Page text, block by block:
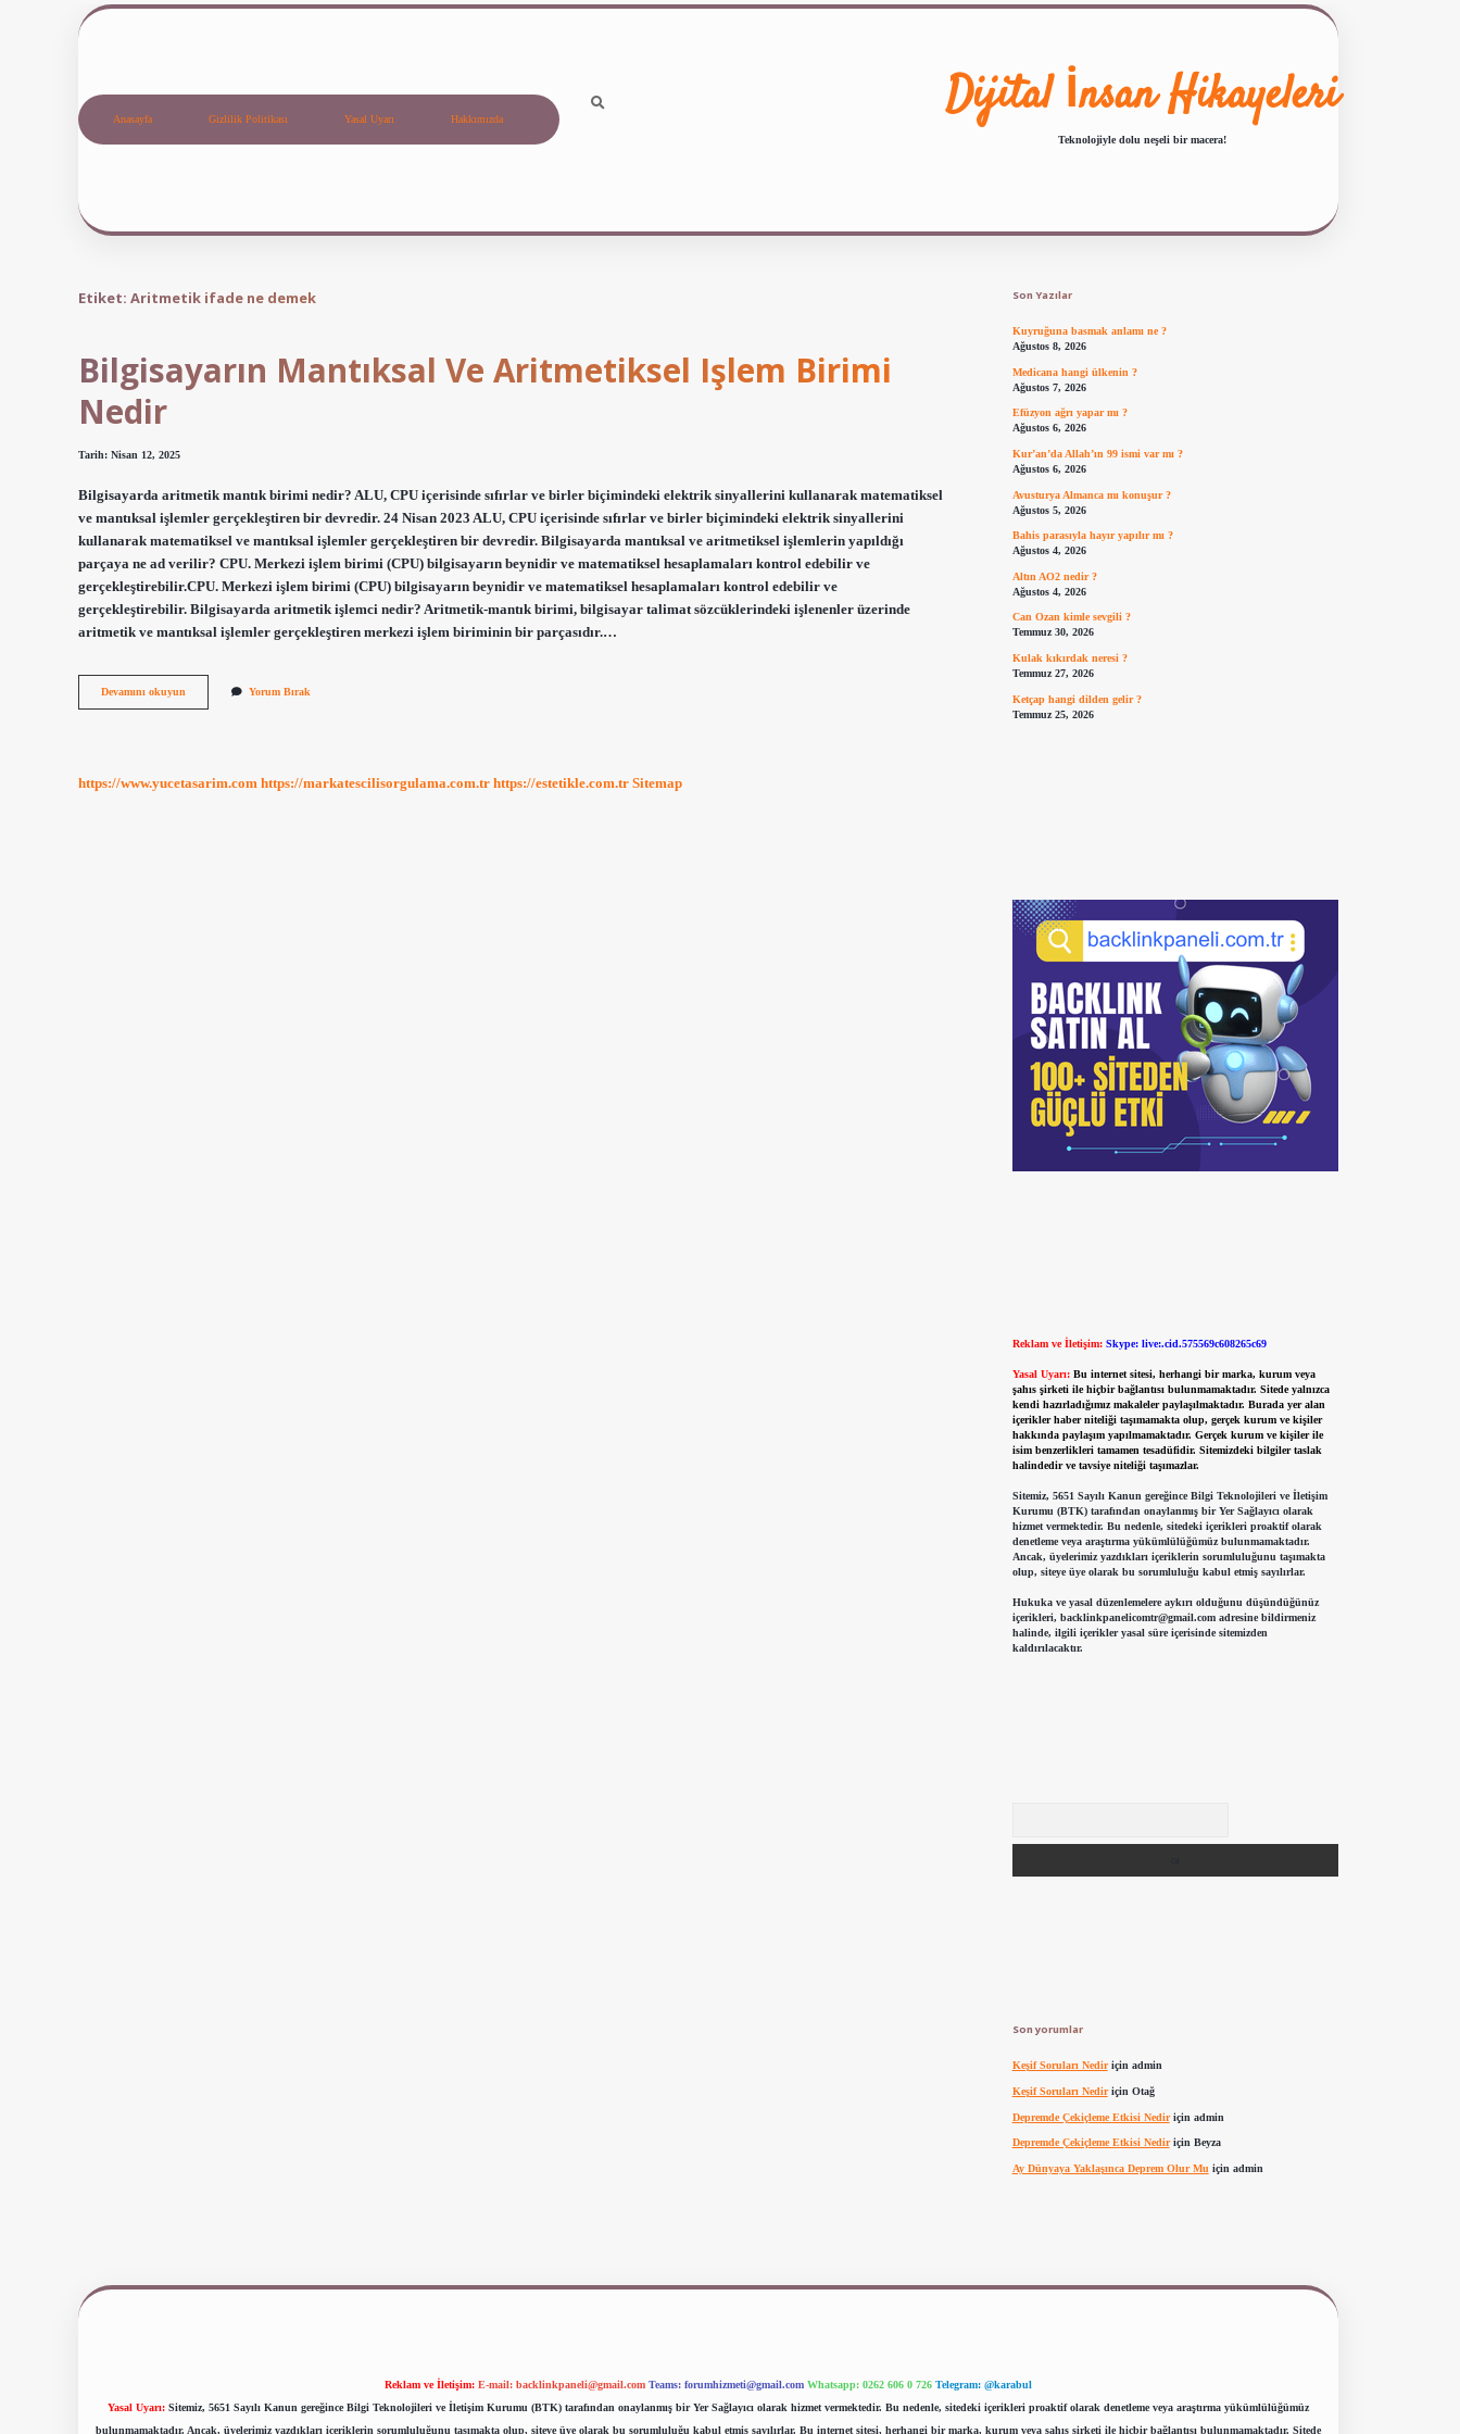
Anasayfa Gizlilik Politikası Yasal Uyarı Hakkımızda Dijital İnsan Hikayeleri
Teknolojiyle dolu neşeli bir macera!
Etiket: Aritmetik ifade ne demek
Bilgisayarın Mantıksal Ve Aritmetiksel Işlem Birimi
Nedir
Tarih: Nisan 12, 2025
Bilgisayarda aritmetik mantık birimi nedir? ALU, CPU içerisinde sıfırlar ve birler biçimindeki elektrik sinyallerini kullanarak matematiksel
ve mantıksal işlemler gerçekleştiren bir devredir. 24 Nisan 2023 ALU, CPU içerisinde sıfırlar ve birler biçimindeki elektrik sinyallerini
kullanarak matematiksel ve mantıksal işlemler gerçekleştiren bir devredir. Bilgisayarda mantıksal ve aritmetiksel işlemlerin yapıldığı
parçaya ne ad verilir? CPU. Merkezi işlem birimi (CPU) bilgisayarın beynidir ve matematiksel hesaplamaları kontrol edebilir ve
gerçekleştirebilir.CPU. Merkezi işlem birimi (CPU) bilgisayarın beynidir ve matematiksel hesaplamaları kontrol edebilir ve
gerçekleştirebilir. Bilgisayarda aritmetik işlemci nedir? Aritmetik-mantık birimi, bilgisayar talimat sözcüklerindeki işlenenler üzerinde
aritmetik ve mantıksal işlemler gerçekleştiren merkezi işlem biriminin bir parçasıdır.…
Devamını okuyun Bilgisayarın
Mantıksal
Nedir
Yorum Bırak
https://www.yucetasarim.com https://markatescilisorgulama.com.tr https://estetikle.com.tr Sitemap
Son Yazılar
Kuyruğuna basmak anlamı ne ?
Ağustos 8, 2026
Medicana hangi ülkenin ?
Ağustos 7, 2026
Efüzyon ağrı yapar mı ?
Ağustos 6, 2026
Kur’an’da Allah’ın 99 ismi var mı ?
Ağustos 6, 2026
Avusturya Almanca mı konuşur ?
Ağustos 5, 2026
Bahis parasıyla hayır yapılır mı ?
Ağustos 4, 2026
Altın AO2 nedir ?
Ağustos 4, 2026
Can Ozan kimle sevgili ?
Temmuz 30, 2026
Kulak kıkırdak neresi ?
Temmuz 27, 2026
Ketçap hangi dilden gelir ?
Temmuz 25, 2026
Reklam ve İletişim: Skype: live:.cid.575569c608265c69
Yasal Uyarı: Bu internet sitesi, herhangi bir marka, kurum veya
şahıs şirketi ile hiçbir bağlantısı bulunmamaktadır. Sitede yalnızca
kendi hazırladığımız makaleler paylaşılmaktadır. Burada yer alan
içerikler haber niteliği taşımamakta olup, gerçek kurum ve kişiler
hakkında paylaşım yapılmamaktadır. Gerçek kurum ve kişiler ile
isim benzerlikleri tamamen tesadüfidir. Sitemizdeki bilgiler taslak
halindedir ve tavsiye niteliği taşımazlar.
Sitemiz, 5651 Sayılı Kanun gereğince Bilgi Teknolojileri ve İletişim
Kurumu (BTK) tarafından onaylanmış bir Yer Sağlayıcı olarak
hizmet vermektedir. Bu nedenle, sitedeki içerikleri proaktif olarak
denetleme veya araştırma yükümlülüğümüz bulunmamaktadır.
Ancak, üyelerimiz yazdıkları içeriklerin sorumluluğunu taşımakta
olup, siteye üye olarak bu sorumluluğu kabul etmiş sayılırlar.
Hukuka ve yasal düzenlemelere aykırı olduğunu düşündüğünüz
içerikleri, backlinkpanelicomtr@gmail.comadresine bildirmeniz
halinde, ilgili içerikler yasal süre içerisinde sitemizden
kaldırılacaktır.
Son yorumlar
Keşif Soruları Nediriçin admin
Keşif Soruları Nediriçin Otağ
Depremde Çekiçleme Etkisi Nediriçin admin
Depremde Çekiçleme Etkisi Nediriçin Beyza
Ay Dünyaya Yaklaşınca Deprem Olur Mu için admin
Reklam ve İletişim: E-mail: backlinkpaneli@gmail.com Teams: forumhizmeti@gmail.com Whatsapp: 0262 606 0 726 Telegram: @karabul
Yasal Uyarı: Sitemiz, 5651 Sayılı Kanun gereğince Bilgi Teknolojileri ve İletişim Kurumu (BTK) tarafından onaylanmış bir Yer Sağlayıcı olarak hizmet vermektedir. Bu nedenle, sitedeki içerikleri proaktif olarak denetleme veya araştırma yükümlülüğümüz
bulunmamaktadır. Ancak, üyelerimiz yazdıkları içeriklerin sorumluluğunu taşımakta olup, siteye üye olarak bu sorumluluğu kabul etmiş sayılırlar. Bu internet sitesi, herhangi bir marka, kurum veya şahıs şirketi ile hiçbir bağlantısı bulunmamaktadır. Sitede